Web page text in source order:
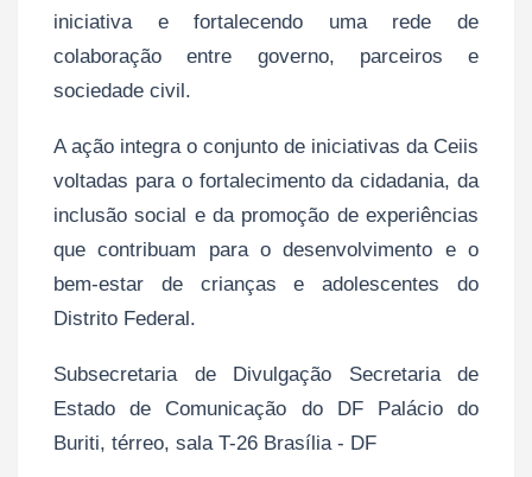
iniciativa e fortalecendo uma rede de
colaboração entre governo, parceiros e
sociedade civil.
A ação integra o conjunto de iniciativas da Ceiis
voltadas para o fortalecimento da cidadania, da
inclusão social e da promoção de experiências
que contribuam para o desenvolvimento e o
bem-estar de crianças e adolescentes do
Distrito Federal.
Subsecretaria de Divulgação Secretaria de
Estado de Comunicação do DF Palácio do
Buriti, térreo, sala T-26 Brasília - DF